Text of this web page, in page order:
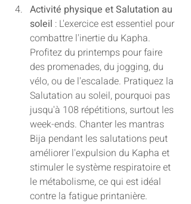
Activité physique et Salutation au
soleil : L'exercice est essentiel pour
combattre l'inertie du Kapha.
Profitez du printemps pour faire
des promenades, du jogging, du
vélo, ou de l'escalade. Pratiquez la
Salutation au soleil, pourquoi pas
jusqu'à 108 répétitions, surtout les
week-ends. Chanter les mantras
Bija pendant les salutations peut
améliorer l'expulsion du Kapha et
stimuler le système respiratoire et
le métabolisme, ce qui est idéal
contre la fatigue printanière.